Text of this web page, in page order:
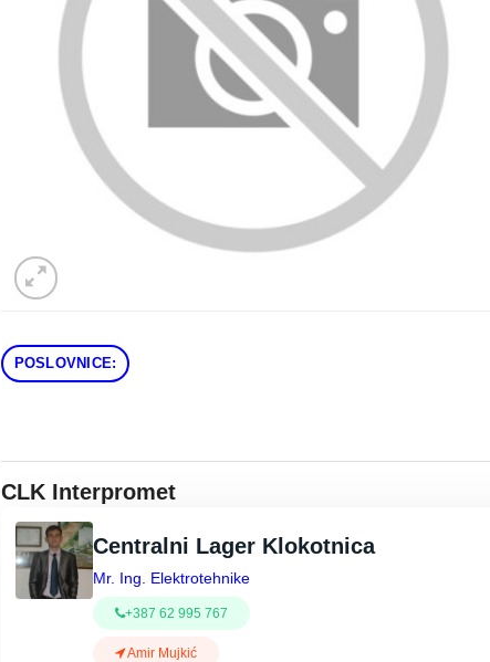
POSLOVNICE:
CLK Interpromet
Centralni Lager Klokotnica
Mr. Ing. Elektrotehnike
+387 62 995 767
Amir Mujkić